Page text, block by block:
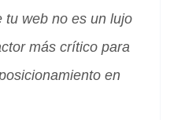
tu web no es un lujo
más crítico para
en